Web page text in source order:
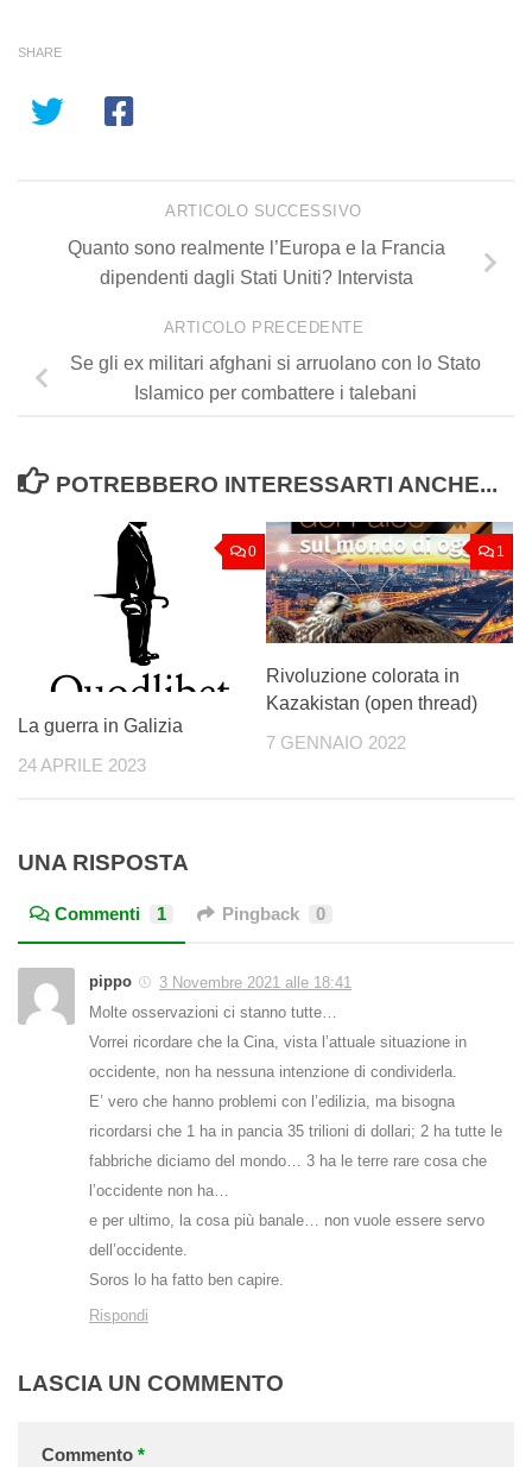
SHARE
ARTICOLO SUCCESSIVO
Quanto sono realmente l’Europa e la Francia
dipendenti dagli Stati Uniti? Intervista
ARTICOLO PRECEDENTE
Se gli ex militari afghani si arruolano con lo Stato
Islamico per combattere i talebani
POTREBBERO INTERESSARTI ANCHE...
0
La guerra in Galizia
24 APRILE 2023
1
Rivoluzione colorata in
Kazakistan (open thread)
7 GENNAIO 2022
UNA RISPOSTA
Commenti 1 Pingback 0
pippo
3 Novembre 2021 alle 18:41
Molte osservazioni ci stanno tutte…
Vorrei ricordare che la Cina, vista l’attuale situazione in
occidente, non ha nessuna intenzione di condividerla.
E’ vero che hanno problemi con l’edilizia, ma bisogna
ricordarsi che 1 ha in pancia 35 trilioni di dollari; 2 ha tutte le
fabbriche diciamo del mondo… 3 ha le terre rare cosa che
l’occidente non ha…
e per ultimo, la cosa più banale… non vuole essere servo
dell’occidente.
Soros lo ha fatto ben capire.
Rispondi
LASCIA UN COMMENTO
Commento *